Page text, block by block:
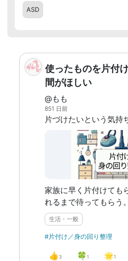
ASD
使ったものを片付
間がほしい
@もも
851 日前
家族に早く片付けても
れるまで待ってもらう。
生活・一般
#片付け／身の回り整理
👍 3 🍀1 🌟1